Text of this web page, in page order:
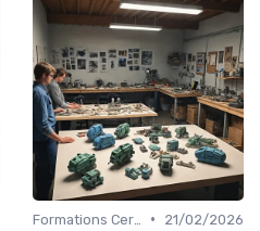
•
21/02/2026